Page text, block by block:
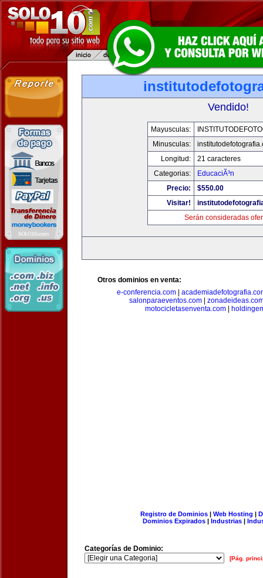
Vendido!
Mayusculas:
Minusculas:
Longitud:
21 caracteres
Categorias:
EducaciÃ³n
Precio:
$550.00
Visitar!
Serán consideradas
Otros dominios en venta:
e-conferencia.com
salonparaeventos.com
motocicletasenventa.com|
Registro de Dominios| Web Hosting |
Dominios Expirados | Industrias |
Categorías de Dominio:
[Pág.